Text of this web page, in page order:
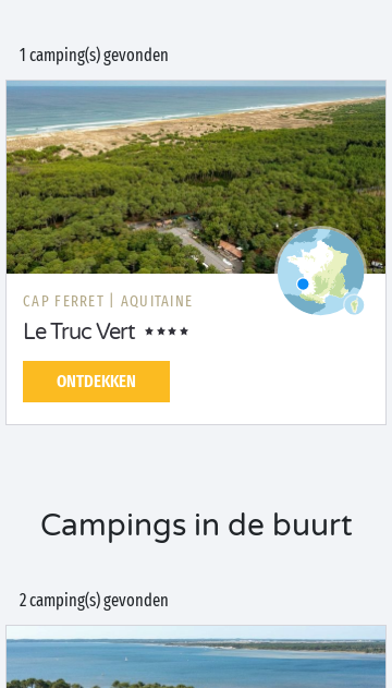
1 camping(s) gevonden
CAP FERRET | AQUITAINE
Le Truc Vert
ONTDEKKEN
Campings in de buurt
2 camping(s) gevonden